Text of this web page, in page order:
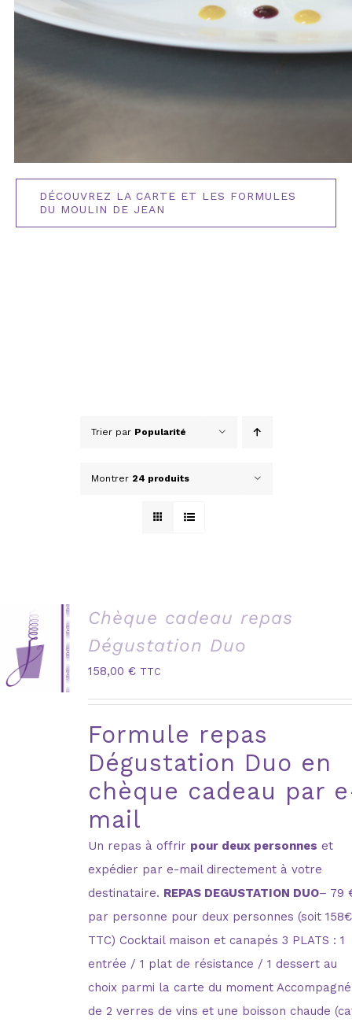
DÉCOUVREZ LA CARTE ET LES FORMULES
DU MOULIN DE JEAN
Trier par Popularité
Montrer 24 produits
VOIR LA
CARTE
Chèque cadeau repas
Dégustation Duo
158,00 € TTC
Formule repas
Dégustation Duo en
chèque cadeau par
mail
Un repas à offrir pour deux personnes et
expédier par e-mail directement à votre
destinataire. REPAS DEGUSTATION DUO– 79
par personne pour deux personnes (soit 158€
TTC) Cocktail maison et canapés 3 PLATS : 1
entrée / 1 plat de résistance / 1 dessert au
choix parmi la carte du moment Accompagné
de 2 verres de vins et une boisson chaude